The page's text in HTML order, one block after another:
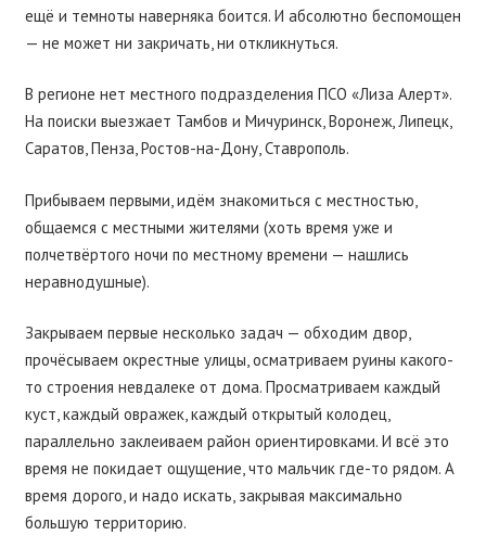
ещё и темноты наверняка боится. И абсолютно беспомощен
— не может ни закричать, ни откликнуться.
В регионе нет местного подразделения ПСО «Лиза Алерт».
На поиски выезжает Тамбов и Мичуринск, Воронеж, Липецк,
Саратов, Пенза, Ростов-на-Дону, Ставрополь.
Прибываем первыми, идём знакомиться с местностью,
общаемся с местными жителями (хоть время уже и
полчетвёртого ночи по местному времени — нашлись
неравнодушные).
Закрываем первые несколько задач — обходим двор,
прочёсываем окрестные улицы, осматриваем руины какого-
то строения невдалеке от дома. Просматриваем каждый
куст, каждый овражек, каждый открытый колодец,
параллельно заклеиваем район ориентировками. И всё это
время не покидает ощущение, что мальчик где-то рядом. А
время дорого, и надо искать, закрывая максимально
большую территорию.